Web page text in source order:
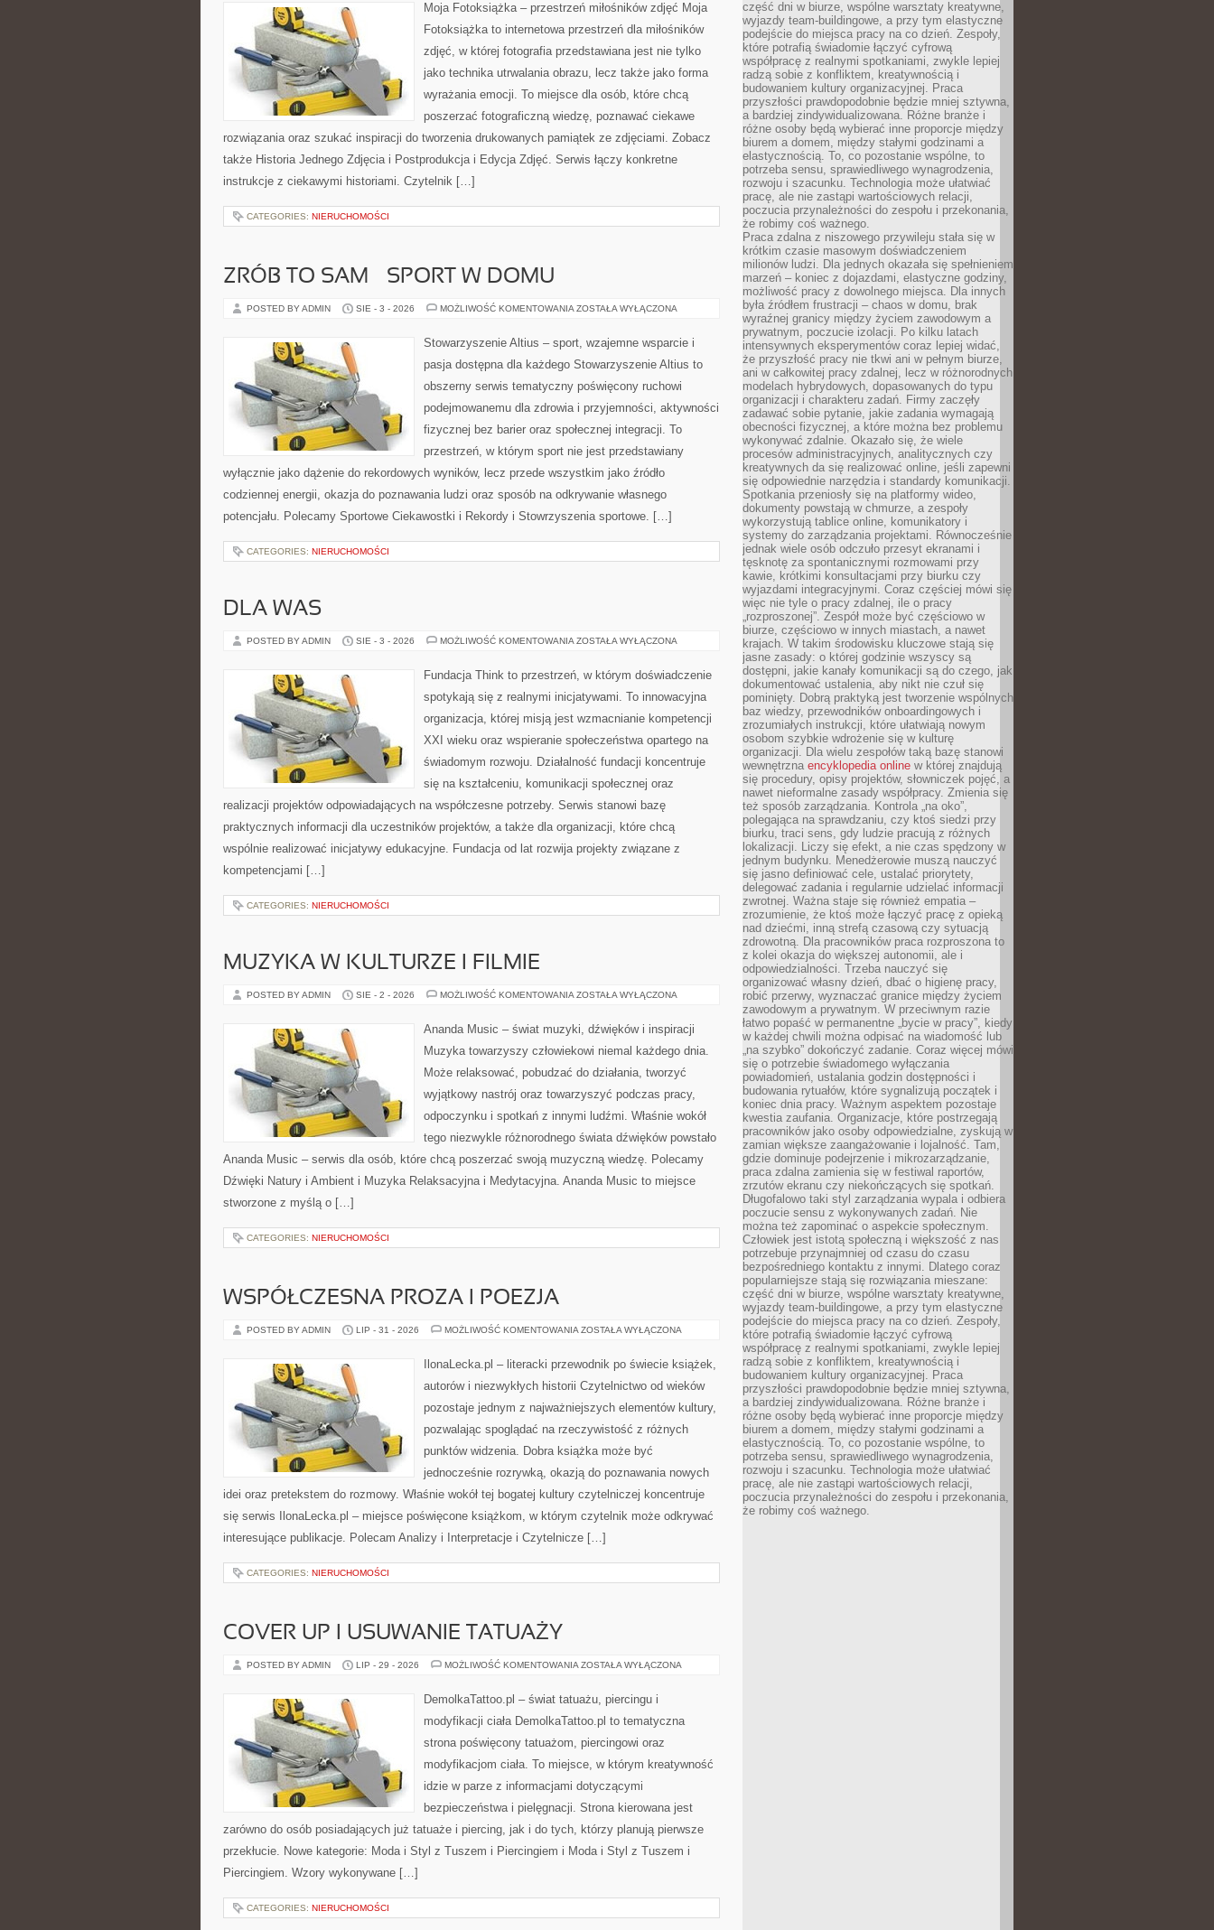
SPRZĘTU
Moja Fotoksiążka – przestrzeń miłośników zdjęć Moja
Fotoksiążka to internetowa przestrzeń dla miłośników
zdjęć, w której fotografia przedstawiana jest nie tylko
jako technika utrwalania obrazu, lecz także jako forma
wyrażania emocji. To miejsce dla osób, które chcą
poszerzać fotograficzną wiedzę, poznawać ciekawe
rozwiązania oraz szukać inspiracji do tworzenia drukowanych pamiątek ze zdjęciami. Zobacz
także Historia Jednego Zdjęcia i Postprodukcja i Edycja Zdjęć. Serwis łączy konkretne
instrukcje z ciekawymi historiami. Czytelnik […]
CATEGORIES: NIERUCHOMOŚCI
ZRÓB TO SAM – SPORT W DOMU
POSTED BY ADMIN SIE - 3 - 2026 MOŻLIWOŚĆ KOMENTOWANIA ZRÓB
–
SPORT
DOMU
ZOSTAŁA WYŁĄCZONA
Stowarzyszenie Altius – sport, wzajemne wsparcie i
pasja dostępna dla każdego Stowarzyszenie Altius to
obszerny serwis tematyczny poświęcony ruchowi
podejmowanemu dla zdrowia i przyjemności, aktywności
fizycznej bez barier oraz społecznej integracji. To
przestrzeń, w którym sport nie jest przedstawiany
wyłącznie jako dążenie do rekordowych wyników, lecz przede wszystkim jako źródło
codziennej energii, okazja do poznawania ludzi oraz sposób na odkrywanie własnego
potencjału. Polecamy Sportowe Ciekawostki i Rekordy i Stowrzyszenia sportowe. […]
CATEGORIES: NIERUCHOMOŚCI
DLA WAS
POSTED BY ADMIN SIE - 3 - 2026 MOŻLIWOŚĆ KOMENTOWANIA DLA
ZOSTAŁA WYŁĄCZONA
Fundacja Think to przestrzeń, w którym doświadczenie
spotykają się z realnymi inicjatywami. To innowacyjna
organizacja, której misją jest wzmacnianie kompetencji
XXI wieku oraz wspieranie społeczeństwa opartego na
świadomym rozwoju. Działalność fundacji koncentruje
się na kształceniu, komunikacji społecznej oraz
realizacji projektów odpowiadających na współczesne potrzeby. Serwis stanowi bazę
praktycznych informacji dla uczestników projektów, a także dla organizacji, które chcą
wspólnie realizować inicjatywy edukacyjne. Fundacja od lat rozwija projekty związane z
kompetencjami […]
CATEGORIES: NIERUCHOMOŚCI
MUZYKA W KULTURZE I FILMIE
POSTED BY ADMIN SIE - 2 - 2026 MOŻLIWOŚĆ KOMENTOWANIA MUZYKA
FILMIE
ZOSTAŁA WYŁĄCZONA
Ananda Music – świat muzyki, dźwięków i inspiracji
Muzyka towarzyszy człowiekowi niemal każdego dnia.
Może relaksować, pobudzać do działania, tworzyć
wyjątkowy nastrój oraz towarzyszyć podczas pracy,
odpoczynku i spotkań z innymi ludźmi. Właśnie wokół
tego niezwykle różnorodnego świata dźwięków powstało
Ananda Music – serwis dla osób, które chcą poszerzać swoją muzyczną wiedzę. Polecamy
Dźwięki Natury i Ambient i Muzyka Relaksacyjna i Medytacyjna. Ananda Music to miejsce
stworzone z myślą o […]
CATEGORIES: NIERUCHOMOŚCI
WSPÓŁCZESNA PROZA I POEZJA
POSTED BY ADMIN LIP - 31 - 2026 MOŻLIWOŚĆ KOMENTOWANIA WSPÓŁCZESNA
POEZJA
ZOSTAŁA WYŁĄCZONA
IlonaLecka.pl – literacki przewodnik po świecie książek,
autorów i niezwykłych historii Czytelnictwo od wieków
pozostaje jednym z najważniejszych elementów kultury,
pozwalając spoglądać na rzeczywistość z różnych
punktów widzenia. Dobra książka może być
jednocześnie rozrywką, okazją do poznawania nowych
idei oraz pretekstem do rozmowy. Właśnie wokół tej bogatej kultury czytelniczej koncentruje
się serwis IlonaLecka.pl – miejsce poświęcone książkom, w którym czytelnik może odkrywać
interesujące publikacje. Polecam Analizy i Interpretacje i Czytelnicze […]
CATEGORIES: NIERUCHOMOŚCI
COVER UP I USUWANIE TATUAŻY
POSTED BY ADMIN LIP - 29 - 2026 MOŻLIWOŚĆ KOMENTOWANIA COVER
USUWANIE
TATUAŻY
ZOSTAŁA WYŁĄCZONA
DemolkaTattoo.pl – świat tatuażu, piercingu i
modyfikacji ciała DemolkaTattoo.pl to tematyczna
strona poświęcony tatuażom, piercingowi oraz
modyfikacjom ciała. To miejsce, w którym kreatywność
idzie w parze z informacjami dotyczącymi
bezpieczeństwa i pielęgnacji. Strona kierowana jest
zarówno do osób posiadających już tatuaże i piercing, jak i do tych, którzy planują pierwsze
przekłucie. Nowe kategorie: Moda i Styl z Tuszem i Piercingiem i Moda i Styl z Tuszem i
Piercingiem. Wzory wykonywane […]
CATEGORIES: NIERUCHOMOŚCI
część dni w biurze, wspólne warsztaty kreatywne,
wyjazdy team-buildingowe, a przy tym elastyczne
podejście do miejsca pracy na co dzień. Zespoły,
które potrafią świadomie łączyć cyfrową
współpracę z realnymi spotkaniami, zwykle lepiej
radzą sobie z konfliktem, kreatywnością i
budowaniem kultury organizacyjnej. Praca
przyszłości prawdopodobnie będzie mniej sztywna,
a bardziej zindywidualizowana. Różne branże i
różne osoby będą wybierać inne proporcje między
biurem a domem, między stałymi godzinami a
elastycznością. To, co pozostanie wspólne, to
potrzeba sensu, sprawiedliwego wynagrodzenia,
rozwoju i szacunku. Technologia może ułatwiać
pracę, ale nie zastąpi wartościowych relacji,
poczucia przynależności do zespołu i przekonania,
że robimy coś ważnego.
Praca zdalna z niszowego przywileju stała się w
krótkim czasie masowym doświadczeniem
milionów ludzi. Dla jednych okazała się spełnieniem
marzeń – koniec z dojazdami, elastyczne godziny,
możliwość pracy z dowolnego miejsca. Dla innych
była źródłem frustracji – chaos w domu, brak
wyraźnej granicy między życiem zawodowym a
prywatnym, poczucie izolacji. Po kilku latach
intensywnych eksperymentów coraz lepiej widać,
że przyszłość pracy nie tkwi ani w pełnym biurze,
ani w całkowitej pracy zdalnej, lecz w różnorodnych
modelach hybrydowych, dopasowanych do typu
organizacji i charakteru zadań. Firmy zaczęły
zadawać sobie pytanie, jakie zadania wymagają
obecności fizycznej, a które można bez problemu
wykonywać zdalnie. Okazało się, że wiele
procesów administracyjnych, analitycznych czy
kreatywnych da się realizować online, jeśli zapewni
się odpowiednie narzędzia i standardy komunikacji.
Spotkania przeniosły się na platformy wideo,
dokumenty powstają w chmurze, a zespoły
wykorzystują tablice online, komunikatory i
systemy do zarządzania projektami. Równocześnie
jednak wiele osób odczuło przesyt ekranami i
tęsknotę za spontanicznymi rozmowami przy
kawie, krótkimi konsultacjami przy biurku czy
wyjazdami integracyjnymi. Coraz częściej mówi się
więc nie tyle o pracy zdalnej, ile o pracy
„rozproszonej”. Zespół może być częściowo w
biurze, częściowo w innych miastach, a nawet
krajach. W takim środowisku kluczowe stają się
jasne zasady: o której godzinie wszyscy są
dostępni, jakie kanały komunikacji są do czego, jak
dokumentować ustalenia, aby nikt nie czuł się
pominięty. Dobrą praktyką jest tworzenie wspólnych
baz wiedzy, przewodników onboardingowych i
zrozumiałych instrukcji, które ułatwiają nowym
osobom szybkie wdrożenie się w kulturę
organizacji. Dla wielu zespołów taką bazę stanowi
wewnętrzna encyklopedia online w której znajdują
się procedury, opisy projektów, słowniczek pojęć, a
nawet nieformalne zasady współpracy. Zmienia się
też sposób zarządzania. Kontrola „na oko”,
polegająca na sprawdzaniu, czy ktoś siedzi przy
biurku, traci sens, gdy ludzie pracują z różnych
lokalizacji. Liczy się efekt, a nie czas spędzony w
jednym budynku. Menedżerowie muszą nauczyć
się jasno definiować cele, ustalać priorytety,
delegować zadania i regularnie udzielać informacji
zwrotnej. Ważna staje się również empatia –
zrozumienie, że ktoś może łączyć pracę z opieką
nad dziećmi, inną strefą czasową czy sytuacją
zdrowotną. Dla pracowników praca rozproszona to
z kolei okazja do większej autonomii, ale i
odpowiedzialności. Trzeba nauczyć się
organizować własny dzień, dbać o higienę pracy,
robić przerwy, wyznaczać granice między życiem
zawodowym a prywatnym. W przeciwnym razie
łatwo popaść w permanentne „bycie w pracy”, kiedy
w każdej chwili można odpisać na wiadomość lub
„na szybko” dokończyć zadanie. Coraz więcej mówi
się o potrzebie świadomego wyłączania
powiadomień, ustalania godzin dostępności i
budowania rytuałów, które sygnalizują początek i
koniec dnia pracy. Ważnym aspektem pozostaje
kwestia zaufania. Organizacje, które postrzegają
pracowników jako osoby odpowiedzialne, zyskują w
zamian większe zaangażowanie i lojalność. Tam,
gdzie dominuje podejrzenie i mikrozarządzanie,
praca zdalna zamienia się w festiwal raportów,
zrzutów ekranu czy niekończących się spotkań.
Długofalowo taki styl zarządzania wypala i odbiera
poczucie sensu z wykonywanych zadań. Nie
można też zapominać o aspekcie społecznym.
Człowiek jest istotą społeczną i większość z nas
potrzebuje przynajmniej od czasu do czasu
bezpośredniego kontaktu z innymi. Dlatego coraz
popularniejsze stają się rozwiązania mieszane:
część dni w biurze, wspólne warsztaty kreatywne,
wyjazdy team-buildingowe, a przy tym elastyczne
podejście do miejsca pracy na co dzień. Zespoły,
które potrafią świadomie łączyć cyfrową
współpracę z realnymi spotkaniami, zwykle lepiej
radzą sobie z konfliktem, kreatywnością i
budowaniem kultury organizacyjnej. Praca
przyszłości prawdopodobnie będzie mniej sztywna,
a bardziej zindywidualizowana. Różne branże i
różne osoby będą wybierać inne proporcje między
biurem a domem, między stałymi godzinami a
elastycznością. To, co pozostanie wspólne, to
potrzeba sensu, sprawiedliwego wynagrodzenia,
rozwoju i szacunku. Technologia może ułatwiać
pracę, ale nie zastąpi wartościowych relacji,
poczucia przynależności do zespołu i przekonania,
że robimy coś ważnego.